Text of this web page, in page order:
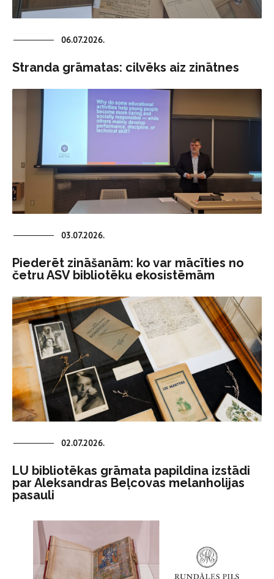
06.07.2026.
Stranda grāmatas: cilvēks aiz zinātnes
03.07.2026.
Piederēt zināšanām: ko var mācīties no
četru ASV bibliotēku ekosistēmām
02.07.2026.
LU bibliotēkas grāmata papildina izstādi
par Aleksandras Beļcovas melanholijas
pasauli